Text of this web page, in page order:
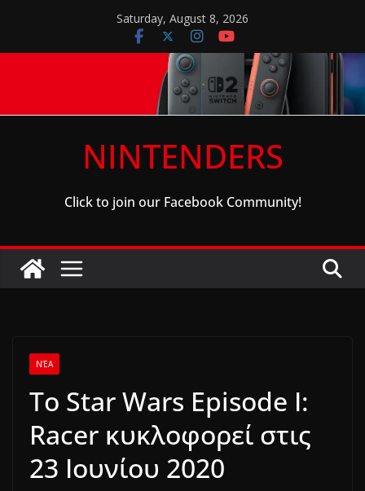
content
Saturday, August 8, 2026
NINTENDERS
Click to join our Facebook Community!
ΝΈΑ
Το Star Wars Episode I:
Racer κυκλοφορεί στις
23 Ιουνίου 2020